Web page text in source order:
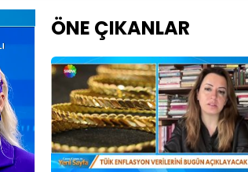
ÖNE ÇIKANLAR